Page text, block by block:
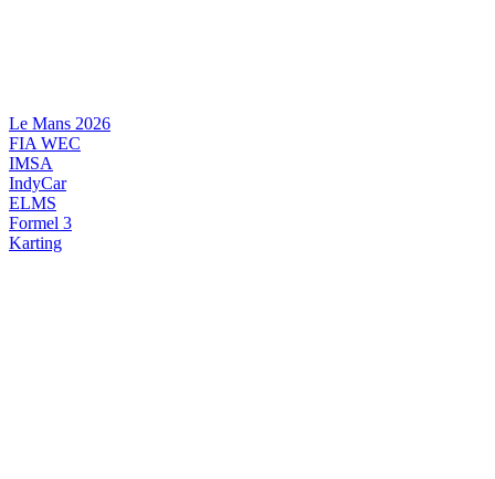
Le Mans 2026
FIA WEC
IMSA
IndyCar
ELMS
Formel 3
Karting